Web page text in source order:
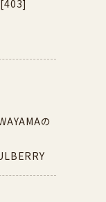
の